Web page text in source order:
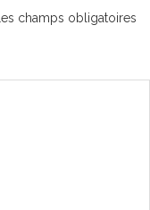
Les champs obligatoires